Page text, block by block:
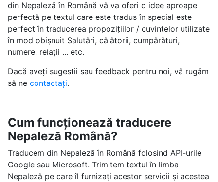
din Nepaleză în Română vă va oferi o idee aproape
perfectă pe textul care este tradus în special este
perfect în traducerea propozițiilor / cuvintelor utilizate
în mod obișnuit Salutări, călătorii, cumpărături,
numere, relații ... etc.
Dacă aveți sugestii sau feedback pentru noi, vă rugăm
să ne contactați.
Cum funcționează traducere
Nepaleză Română?
Traducem din Nepaleză în Română folosind API-urile
Google sau Microsoft. Trimitem textul în limba
Nepaleză pe care îl furnizați acestor servicii și acestea